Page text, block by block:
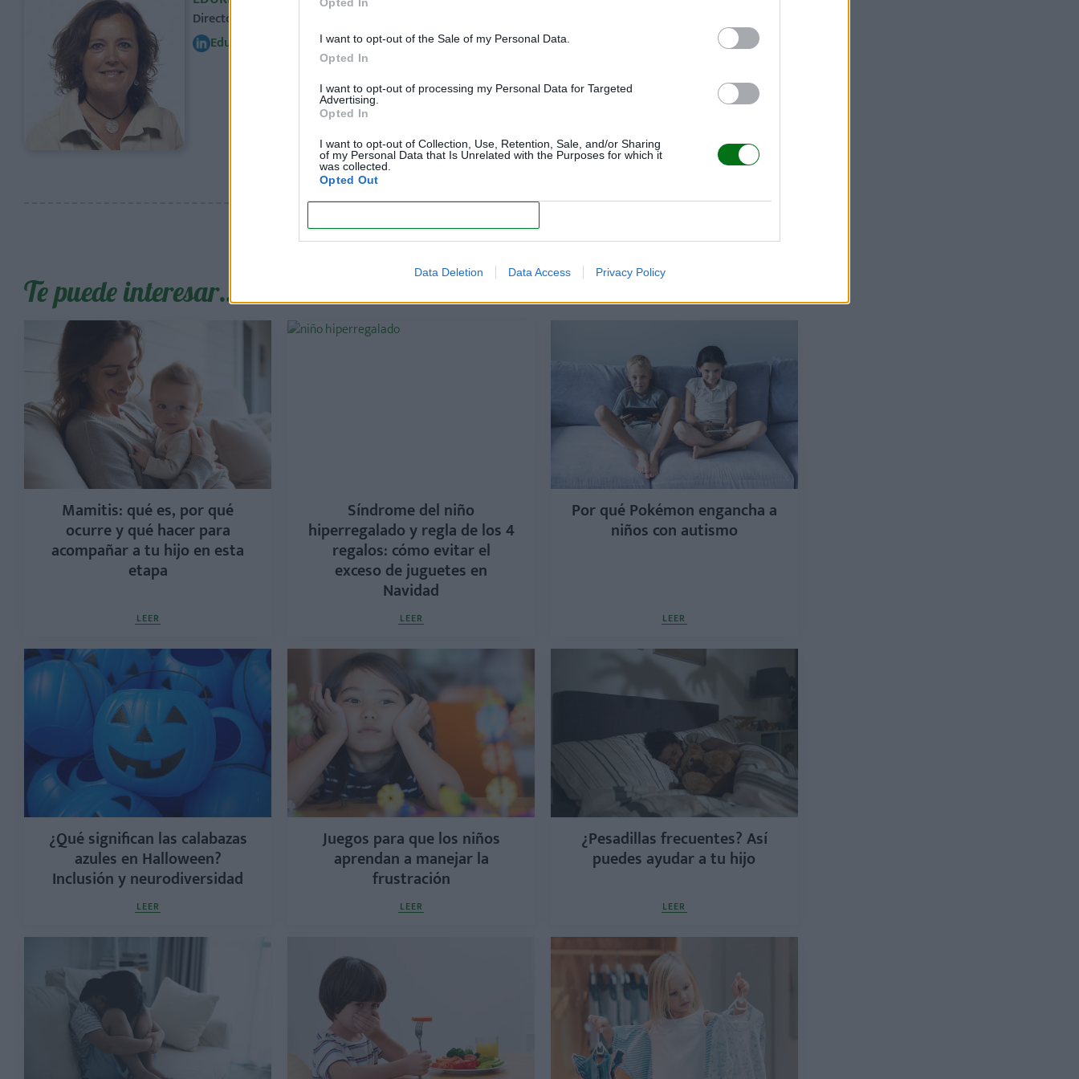
I want to opt-out of the Sale of my Personal Data.
Opted In
I want to opt-out of processing my Personal Data for Targeted
Advertising.
Opted In
I want to opt-out of Collection, Use, Retention, Sale, and/or Sharing
of my Personal Data that Is Unrelated with the Purposes for which it
was collected.
Opted Out
Data Deletion Data Access Privacy Policy
Directora Editorial. Periodista especializada en maternidad, infancia y crianza
Edurne Romo
Te puede interesar…
Mamitis: qué es, por qué
ocurre y qué hacer para
acompañar a tu hijo en esta
etapa
LEER
Síndrome del niño
hiperregalado y regla de los 4
regalos: cómo evitar el
exceso de juguetes en
Navidad
LEER
Por qué Pokémon engancha a
niños con autismo
LEER
¿Qué significan las calabazas
azules en Halloween?
Inclusión y neurodiversidad
LEER
Juegos para que los niños
aprendan a manejar la
frustración
LEER
¿Pesadillas frecuentes? Así
puedes ayudar a tu hijo
LEER